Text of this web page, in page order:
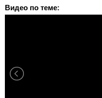
Видео по теме: